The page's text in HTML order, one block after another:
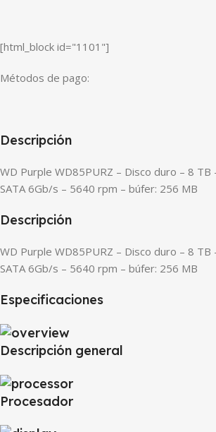
[html_block id="1101"]
Métodos de pago:
Descripción
WD Purple WD85PURZ – Disco duro – 8 TB
SATA 6Gb/s – 5640 rpm – búfer: 256 MB
Descripción
WD Purple WD85PURZ – Disco duro – 8 TB
SATA 6Gb/s – 5640 rpm – búfer: 256 MB
Especificaciones
Descripción general
Procesador